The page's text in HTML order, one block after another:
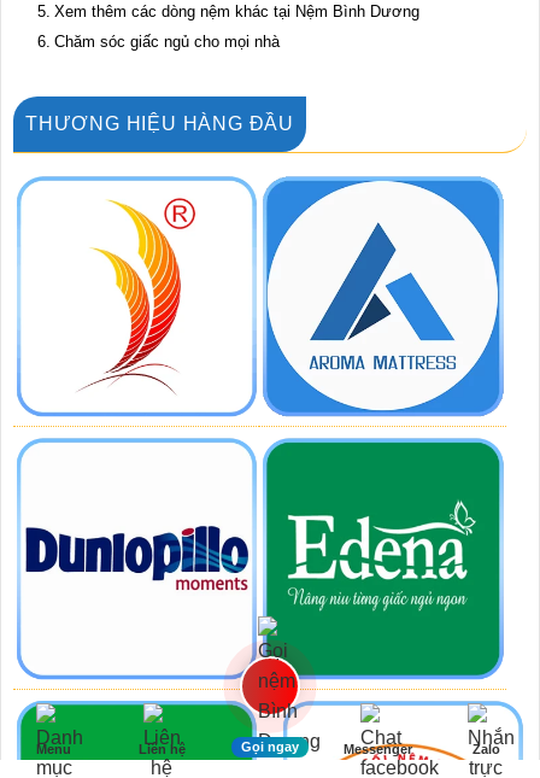
Xem thêm các dòng nệm khác tại Nệm Bình Dương
Chăm sóc giấc ngủ cho mọi nhà
THƯƠNG HIỆU HÀNG ĐẦU
Menu Liên hệ Gọi ngay Messenger Zalo